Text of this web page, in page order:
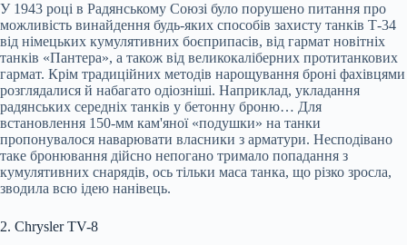
У 1943 році в Радянському Союзі було порушено питання про
можливість винайдення будь-яких способів захисту танків Т-34
від німецьких кумулятивних боєприпасів, від гармат новітніх
танків «Пантера», а також від великокаліберних протитанкових
гармат. Крім традиційних методів нарощування броні фахівцями
розглядалися й набагато одіозніші. Наприклад, укладання
радянських середніх танків у бетонну броню… Для
встановлення 150-мм кам'яної «подушки» на танки
пропонувалося наварювати власники з арматури. Несподівано
таке бронювання дійсно непогано тримало попадання з
кумулятивних снарядів, ось тільки маса танка, що різко зросла,
зводила всю ідею нанівець.
2. Chrysler TV-8